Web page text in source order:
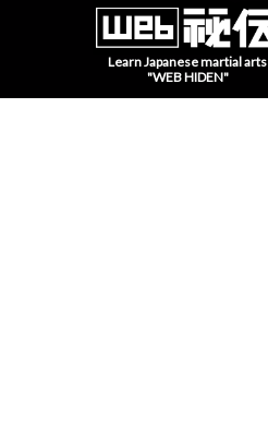
Learn Japanese martial arts
"WEB HIDEN"